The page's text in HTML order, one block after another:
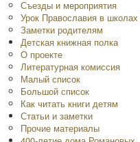
Съезды и мероприятия
Урок Православия в
Заметки родителям
Детская книжная полка
O проекте
Литературная комиссия
Малый список
Большой список
Как читать книги детям
Статьи и заметки
Прочие материалы